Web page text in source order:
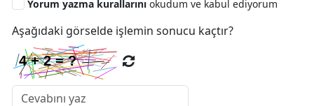
Yorum yazma kurallarını okudum ve kabul ediyorum
Aşağıdaki görselde işlemin sonucu kaçtır?